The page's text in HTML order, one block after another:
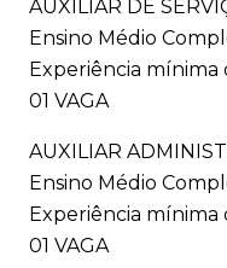
AUXILIAR DE
Ensino Médio
Experiência mínima
01 VAGA
AUXILIAR
Ensino Médio
Experiência mínima
01 VAGA